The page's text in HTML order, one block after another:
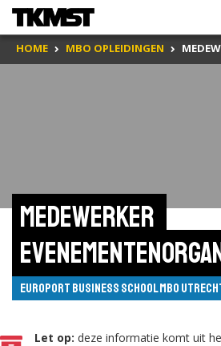
HOME MBO OPLEIDINGEN
Medewerker
EuroPort Business School MBO
Let op: deze informatie komt uit